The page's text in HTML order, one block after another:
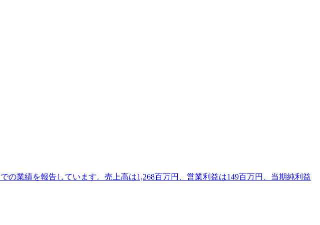
の業績を報告しています。売上高は1,268百万円、営業利益は149百万円、当期純利益